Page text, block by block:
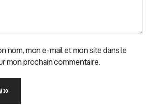
nom, mon e-mail et mon site dans le
mon prochain commentaire.